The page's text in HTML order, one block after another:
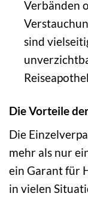
Verbänden
sind
Die Vorteile
Die
mehr als nur
ein Garant für
in vielen